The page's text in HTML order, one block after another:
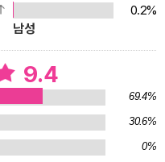
밖에 없는 게 우리 인간의 모
상을 살아가는 문제투성이
치이다. 살던 집이 재개발 지
는 바람에 이 학년짜리 동생
어느 날 동생과 다투는 바람
. 나는 학교 건물
0.2%
남성
9.4
69.4%
30.6%
0%